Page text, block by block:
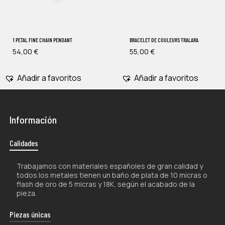
1 PETAL FINE CHAIN ​​PENDANT
54,00 €
Añadir a favoritos
BRACELET DE COULEURS TRALARA
55,00 €
Añadir a favoritos
Información
Calidades
Trabajamos con materiales españoles de gran calidad y
todos los metales tienen un baño de plata de 10 micras o
flash de oro de 5 micras y 18K, según el acabado de la
pieza.
Piezas únicas